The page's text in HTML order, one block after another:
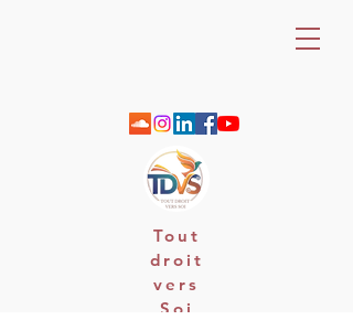
Tout
droit
vers
Soi